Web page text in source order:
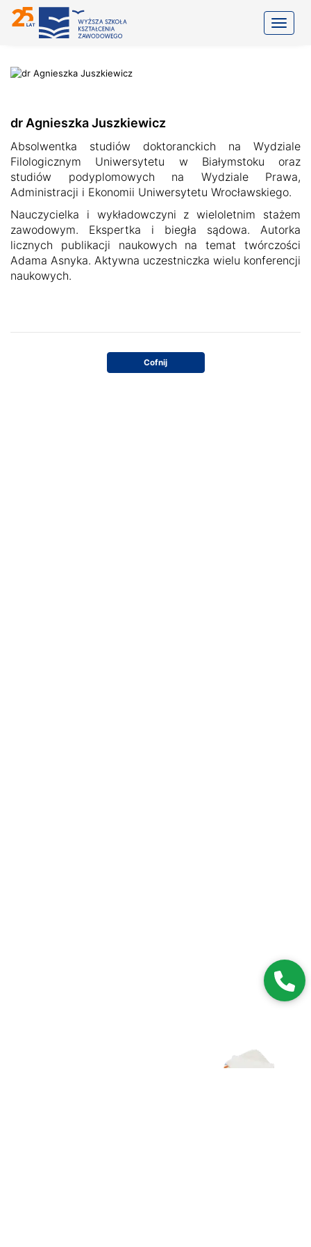
dr Agnieszka Juszkiewicz
Absolwentka studiów doktoranckich na Wydziale
Filologicznym Uniwersytetu w Białymstoku oraz
studiów podyplomowych na Wydziale Prawa,
Administracji i Ekonomii Uniwersytetu Wrocławskiego.
Nauczycielka i wykładowczyni z wieloletnim stażem
zawodowym. Ekspertka i biegła sądowa. Autorka
licznych publikacji naukowych na temat twórczości
Adama Asnyka. Aktywna uczestniczka wielu konferencji
naukowych.